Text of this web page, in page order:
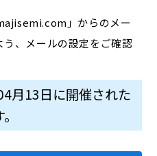
」からのメー
、メールの設定をご確認
月13日に開催された